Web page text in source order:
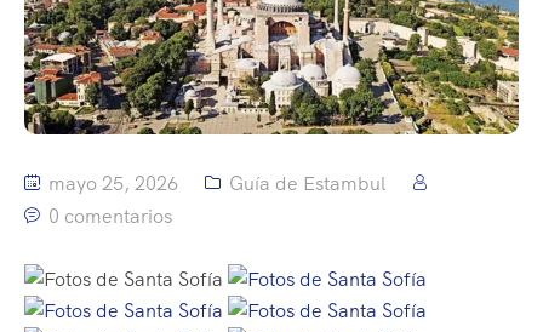
mayo 25, 2026
Guía de Estambul
0 comentarios